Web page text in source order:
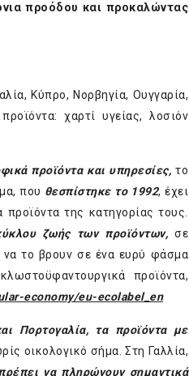
προόδου και προκαλώντας
Κύπρο, Νορβηγία, Ουγγαρία,
χαρτί υγείας, λοσιόν
προϊόντα και υπηρεσίες, το
που θεσπίστηκε το 1992, έχει
της κατηγορίας τους.
ζωής των προϊόντων, σε
να το βρουν σε ένα ευρύ φάσμα
προϊόντα,
economy/eu-ecolabel_en
Πορτογαλία, τα προϊόντα με
οικολογικό σήμα. Στη Γαλλία,
να πληρώνουν σημαντικά